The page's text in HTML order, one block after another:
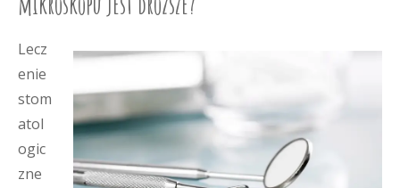
Lecz
enie
stom
atol
ogic
zne